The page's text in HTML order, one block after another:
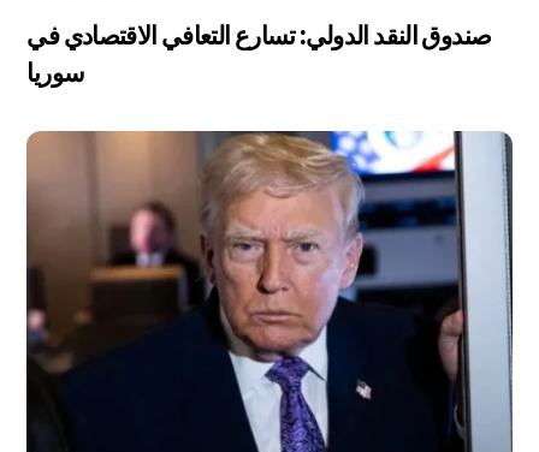
صندوق النقد الدولي: تسارع التعافي الاقتصادي في
سوريا